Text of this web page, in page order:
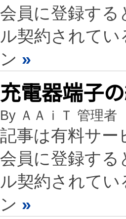
会員に登録する
ル契約されて
ン »
充電器端子
By ＡＡｉＴ 管理者
記事は有料サー
会員に登録する
ル契約されて
ン »